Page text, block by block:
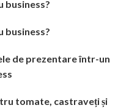
business?
business?
de prezentare într-un
tomate, castraveți și